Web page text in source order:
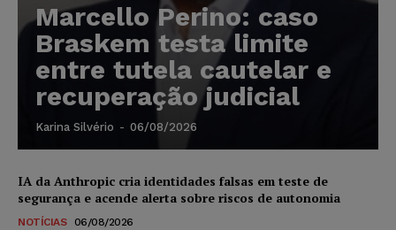
Marcello Perino: caso
Braskem testa limite
entre tutela cautelar e
recuperação judicial
Karina Silvério - 06/08/2026
IA da Anthropic cria identidades falsas em teste de
segurança e acende alerta sobre riscos de autonomia
NOTÍCIAS 06/08/2026